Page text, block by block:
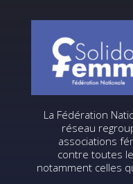
La Fédération
réseau
associations
contre toutes
notamment celles